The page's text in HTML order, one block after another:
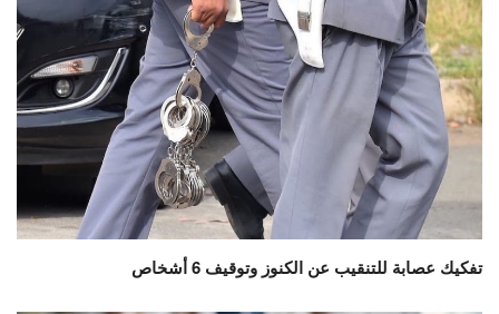
تفكيك عصابة للتنقيب عن الكنوز وتوقيف 6 أشخاص